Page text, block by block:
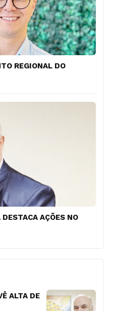
REGIONAL DO
AÇÕES NO
ALTA DE